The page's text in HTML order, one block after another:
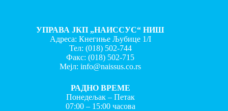
УПРАВА ЈКП „НАИССУС“ НИШ
Адреса: Кнегиње Љубице 1/I
Тел: (018) 502-744
Факс:(018) 502-715
Мејл:info@naissus.co.rs
РАДНО ВРЕМЕ
Понедељак – Петак
07:00 – 15:00 часова